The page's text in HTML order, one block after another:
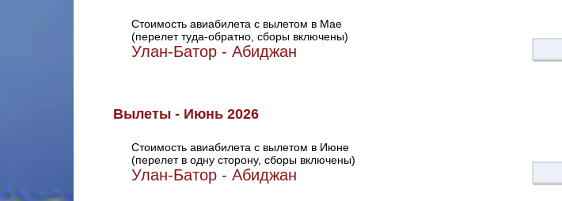
Стоимость авиабилета с вылетом в Мае
(перелет туда-обратно, сборы включены)
Улан-Батор - Абиджан
Вылеты - Июнь 2026
Стоимость авиабилета с вылетом в Июне
(перелет в одну сторону, сборы включены)
Улан-Батор - Абиджан